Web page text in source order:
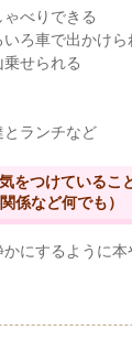
ゃべりできる
いろ車で出かけら
乗せられる
とランチなど
をつけているこ
係など何でも）
にするように